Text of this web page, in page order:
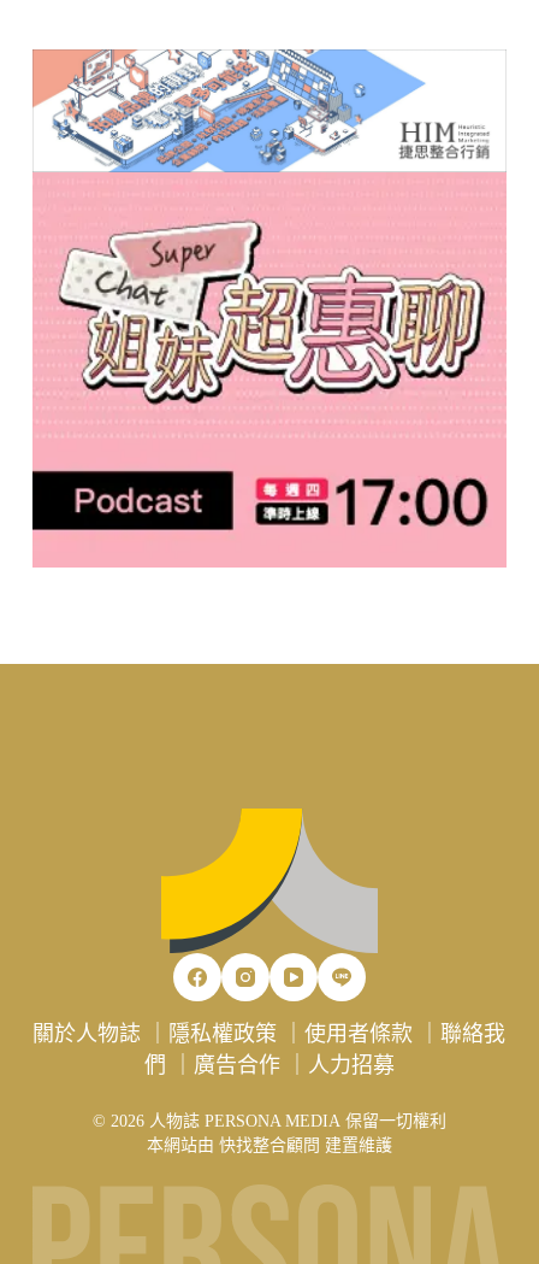
關於人物誌 隱私權政策 ｜使用者條款 ｜聯絡我
們
廣告合作｜ 人力招募
© 2026 人物誌 PERSONA MEDIA 保留一切權利
本網站由 快找整合顧問 建置維護